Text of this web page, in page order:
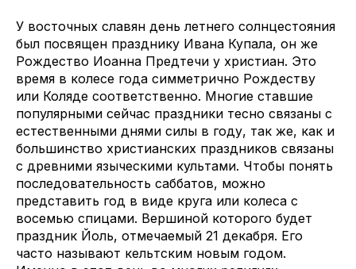
У восточных славян день летнего солнцестояния
был посвящен празднику Ивана Купала, он же
Рождество Иоанна Предтечи у христиан. Это
время в колесе года симметрично Рождеству
или Коляде соответственно. Многие ставшие
популярными сейчас праздники тесно связаны с
естественными днями силы в году, так же, как и
большинство христианских праздников связаны
с древними языческими культами. Чтобы понять
последовательность саббатов, можно
представить год в виде круга или колеса с
восемью спицами. Вершиной которого будет
праздник Йоль, отмечаемый 21 декабря. Его
часто называют кельтским новым годом.